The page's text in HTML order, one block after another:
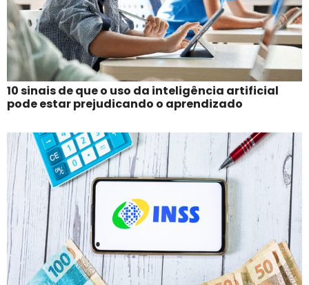
10 sinais de que o uso da inteligência artificial
pode estar prejudicando o aprendizado